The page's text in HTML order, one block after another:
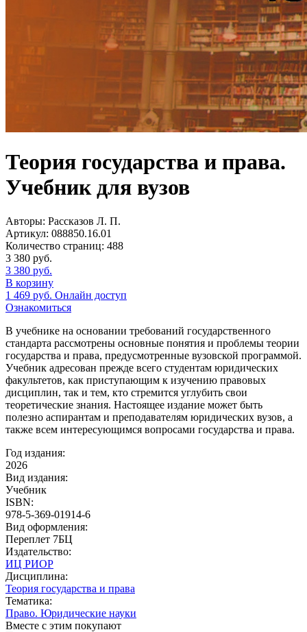
Теория государства и права.
Учебник для вузов
Авторы: Рассказов Л. П.
Артикул: 088850.16.01
Количество страниц: 488
3 380 руб.
3 380 руб.
В корзину
1 469 руб. Онлайн доступ
Ознакомиться
В учебнике на основании требований государственного
стандарта рассмотрены основные понятия и проблемы теории
государства и права, предусмотренные вузовской программой.
Учебник адресован прежде всего студентам юридических
факультетов, как приступающим к изучению правовых
дисциплин, так и тем, кто стремится углубить свои
теоретические знания. Настоящее издание может быть
полезно аспирантам и преподавателям юридических вузов, а
также всем интересующимся вопросами государства и права.
Год издания:
2026
Вид издания:
Учебник
ISBN:
978-5-369-01914-6
Вид оформления:
Переплет 7БЦ
Издательство:
ИЦ РИОР
Дисциплина:
Теория государства и права
Тематика:
Право. Юридические науки
Вместе с этим покупают